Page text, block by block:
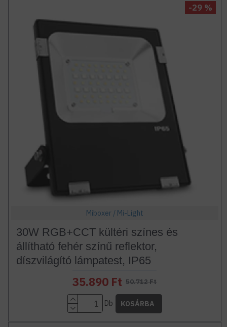
-29 %
Miboxer / Mi-Light
30W RGB+CCT kültéri színes és
állítható fehér színű reflektor,
díszvilágító lámpatest, IP65
35.890 Ft 50.712 Ft
Db KOSÁRBA